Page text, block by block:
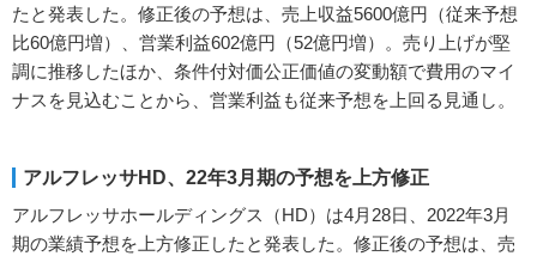
たと発表した。修正後の予想は、売上収益5600億円（従来予想
比60億円増）、営業利益602億円（52億円増）。売り上げが堅
調に推移したほか、条件付対価公正価値の変動額で費用のマイ
ナスを見込むことから、営業利益も従来予想を上回る見通し。
アルフレッサHD、22年3月期の予想を上方修正
アルフレッサホールディングス（HD）は4月28日、2022年3月
期の業績予想を上方修正したと発表した。修正後の予想は、売